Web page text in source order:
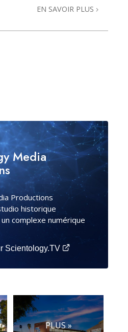
EN SAVOIR PLUS
Media
Productions
historique
complexe numérique
Scientology.TV
PLUS »